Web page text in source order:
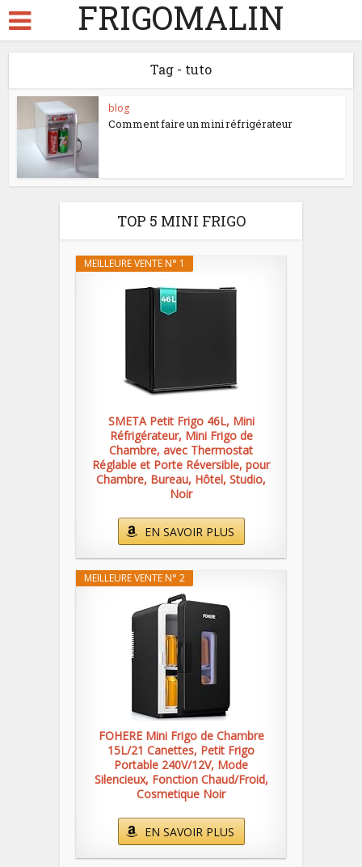
FRIGOMALIN
Tag - tuto
blog
Comment faire un mini réfrigérateur
TOP 5 MINI FRIGO
MEILLEURE VENTE N° 1
SMETA Petit Frigo 46L, Mini
Réfrigérateur, Mini Frigo de
Chambre, avec Thermostat
Réglable et Porte Réversible, pour
Chambre, Bureau, Hôtel, Studio,
Noir
EN SAVOIR PLUS
MEILLEURE VENTE N° 2
FOHERE Mini Frigo de Chambre
15L/21 Canettes, Petit Frigo
Portable 240V/12V, Mode
Silencieux, Fonction Chaud/Froid,
Cosmetique Noir
EN SAVOIR PLUS